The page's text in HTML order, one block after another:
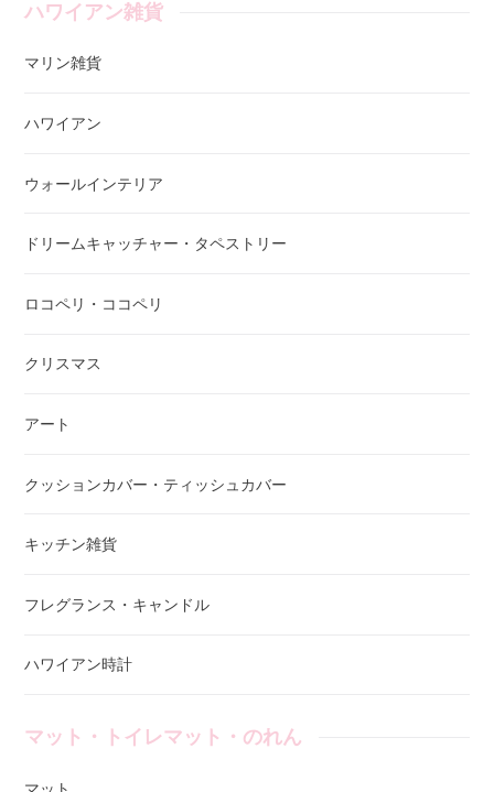
ハワイアン雑貨
マリン雑貨
ハワイアン
ウォールインテリア
ドリームキャッチャー・タペストリー
ロコペリ・ココペリ
クリスマス
アート
クッションカバー・ティッシュカバー
キッチン雑貨
フレグランス・キャンドル
ハワイアン時計
マット・トイレマット・のれん